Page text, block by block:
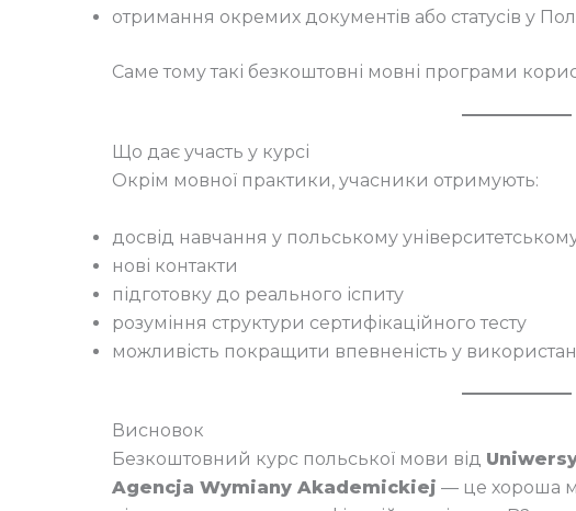
отримання окремих документів або статусів у
Саме тому такі безкоштовні мовні програми
Що дає участь у курсі
Окрім мовної практики, учасники отримують:
досвід навчання у польському
нові контакти
підготовку до реального іспиту
розуміння структури сертифікаційного тесту
можливість покращити впевненість у
Висновок
Безкоштовний курс польської мови від
Agencja Wymiany Akademickiej — це хороша